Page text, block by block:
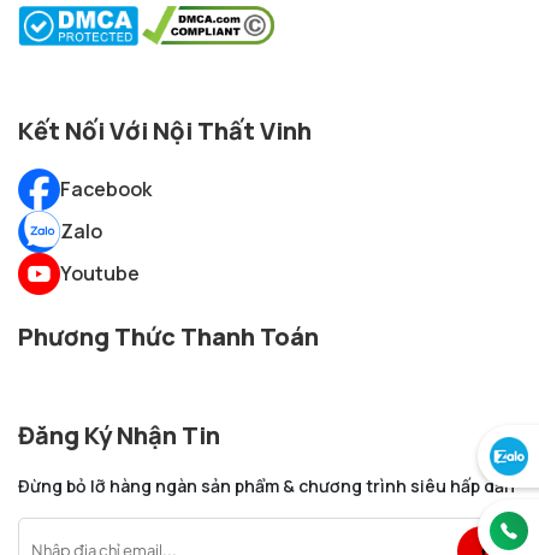
Kết Nối Với Nội Thất Vinh
Facebook
Zalo
Youtube
Phương Thức Thanh Toán
Đăng Ký Nhận Tin
Đừng bỏ lỡ hàng ngàn sản phẩm & chương trình siêu hấp dẫn